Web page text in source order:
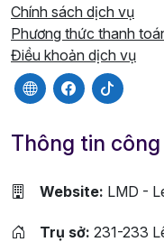
Chính sách dịch vụ
Phương thức thanh
Điều khoản dịch vụ
Thông tin
Website: LMD -
Trụ sở: 231-233